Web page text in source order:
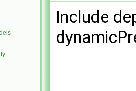
Include